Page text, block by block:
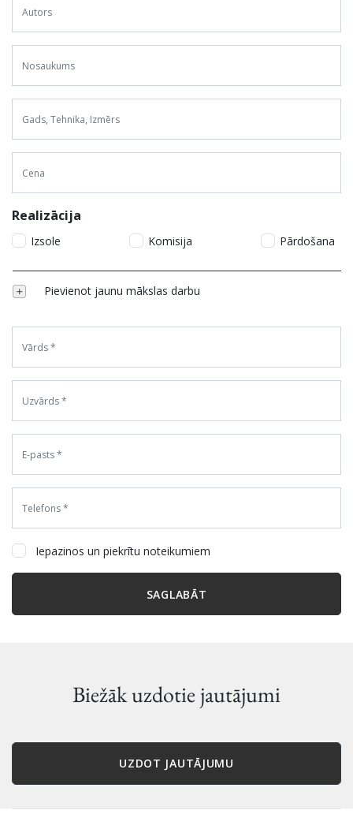
Realizācija
Izsole Komisija Pārdošana
Pievienot jaunu mākslas darbu
Iepazinos un piekrītu noteikumiem
SAGLABĀT
Biežāk uzdotie jautājumi